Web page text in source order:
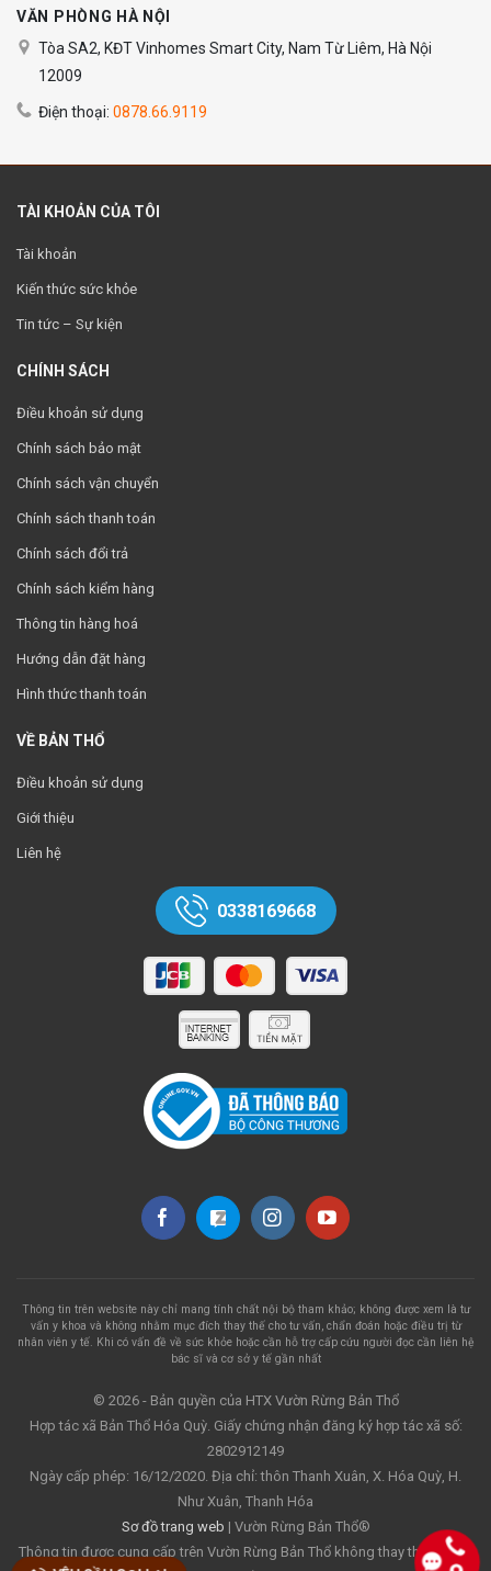
VĂN PHÒNG HÀ NỘI
Tòa SA2, KĐT Vinhomes Smart City, Nam Từ Liêm, Hà Nội
12009
Điện thoại: 0878.66.9119
TÀI KHOẢN CỦA TÔI
Tài khoản
Kiến thức sức khỏe
Tin tức – Sự kiện
CHÍNH SÁCH
Điều khoản sử dụng
Chính sách bảo mật
Chính sách vận chuyển
Chính sách thanh toán
Chính sách đổi trả
Chính sách kiểm hàng
Thông tin hàng hoá
Hướng dẫn đặt hàng
Hình thức thanh toán
VỀ BẢN THỔ
Điều khoản sử dụng
Giới thiệu
Liên hệ
0338169668
© 2026 - Bản quyền của HTX Vườn Rừng Bản Thổ
Hợp tác xã Bản Thổ Hóa Quỳ. Giấy chứng nhận đăng ký hợp tác xã số:
2802912149
Ngày cấp phép: 16/12/2020. Địa chỉ: thôn Thanh Xuân, X. Hóa Quỳ, H.
Như Xuân, Thanh Hóa
Sơ đồ trang web | Vườn Rừng Bản Thổ®
Thông tin được cung cấp trên Vườn Rừng Bản Thổ không thay thế cho lời
Thông tin trên website này chỉ mang tính chất nội bộ tham khảo; không được xem là tư
vấn y khoa và không nhằm mục đích thay thế cho tư vấn, chẩn đoán hoặc điều trị từ
nhân viên y tế. Khi có vấn đề về sức khỏe hoặc cần hỗ trợ cấp cứu người đọc cần liên hệ
bác sĩ và cơ sở y tế gần nhất